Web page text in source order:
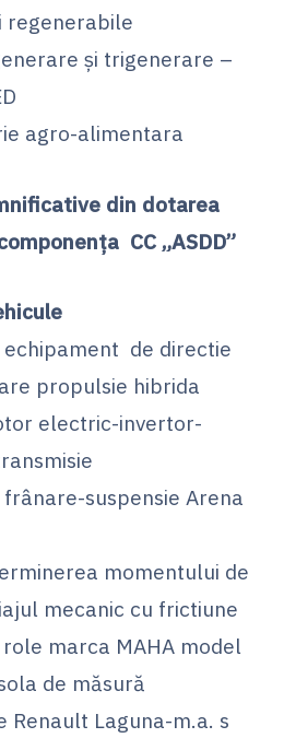
regenerabile
şi trigenerare –
agro-alimentara
din dotarea
CC „ASDD”
de directie
propulsie hibrida
electric-invertor-
suspensie Arena
momentului de
mecanic cu frictiune
marca MAHA model
de măsură
Renault Laguna-m.a. s